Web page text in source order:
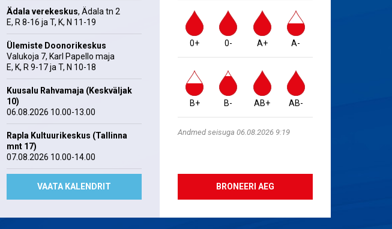
Ädala verekeskus, Ädala tn 2
E, R 8-16 ja T, K, N 11-19
Ülemiste Doonorikeskus
Valukoja 7, Karl Papello maja
E, K, R 9-17 ja T, N 10-18
Kuusalu Rahvamaja (Keskväljak
10)
06.08.2026 10.00-13.00
Rapla Kultuurikeskus (Tallinna
mnt 17)
07.08.2026 10.00-14.00
VAATA KALENDRIT
0+ 0- A+ A-
B+ B- AB+ AB-
Andmed seisuga 06.08.2026 9:19
BRONEERI AEG